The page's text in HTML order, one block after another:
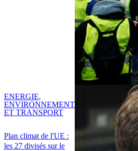
Plan climat de l'UE :
les 27 divisés sur le
ENERGIE,
ENVIRONNEMENT
ET TRANSPORT